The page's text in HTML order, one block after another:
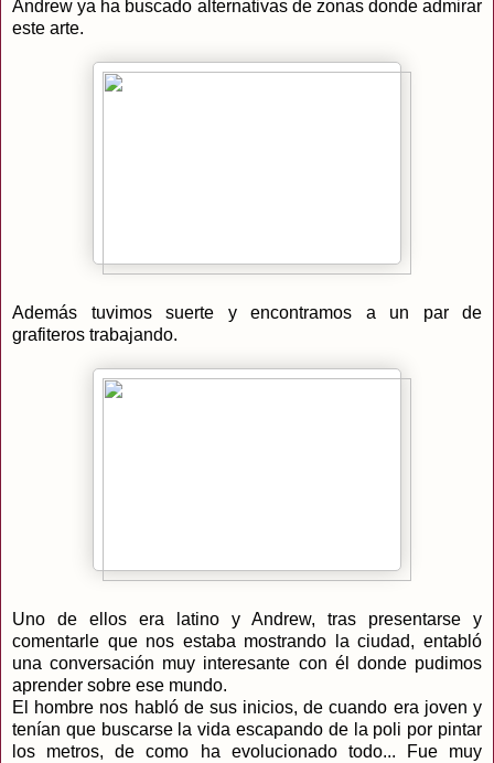
Andrew ya ha buscado alternativas de zonas donde admirar
este arte.
Además tuvimos suerte y encontramos a un par de
grafiteros trabajando.
Uno de ellos era latino y Andrew, tras presentarse y
comentarle que nos estaba mostrando la ciudad, entabló
una conversación muy interesante con él donde pudimos
aprender sobre ese mundo.
El hombre nos habló de sus inicios, de cuando era joven y
tenían que buscarse la vida escapando de la poli por pintar
los metros, de como ha evolucionado todo... Fue muy